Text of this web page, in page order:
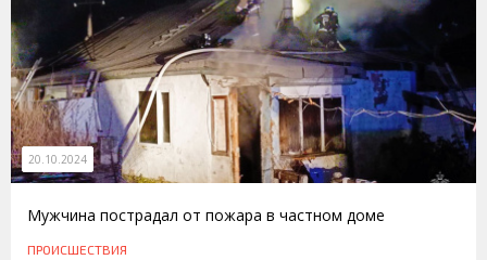
20.10.2024
Мужчина пострадал от пожара в частном доме
ПРОИСШЕСТВИЯ